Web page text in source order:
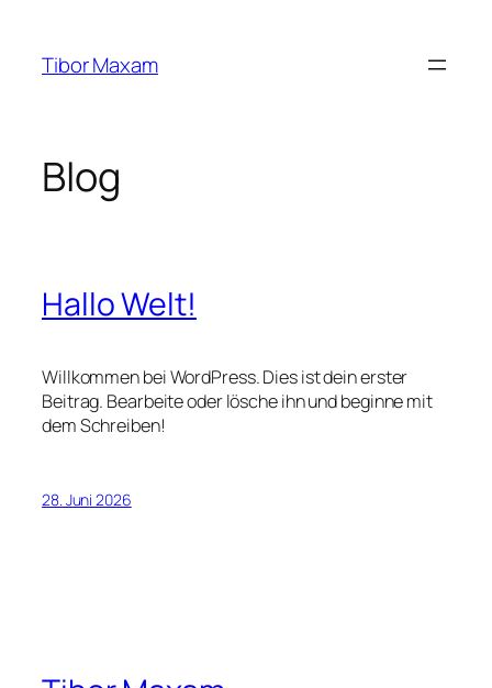
springen
Tibor Maxam
Blog
Hallo Welt!
Willkommen bei WordPress. Dies ist dein erster
Beitrag. Bearbeite oder lösche ihn und beginne mit
dem Schreiben!
28. Juni 2026